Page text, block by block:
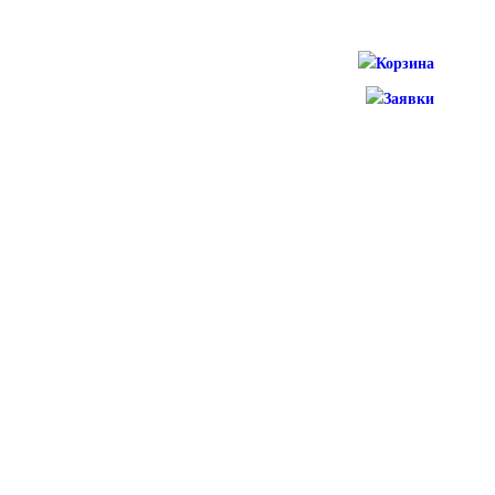
Корзина
Заявки